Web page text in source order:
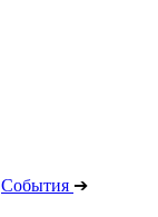
События ➔